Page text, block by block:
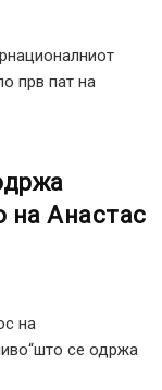
прв пат на
на Анастас
на
се одржа